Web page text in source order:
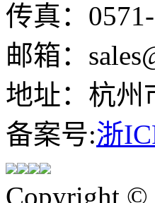
传真：
邮箱：
地址：杭州
备案号:浙
Copyright ©